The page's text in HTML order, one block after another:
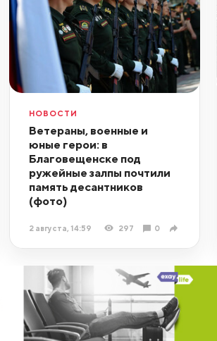
НОВОСТИ
Ветераны, военные и
юные герои: в
Благовещенске под
ружейные залпы почтили
память десантников
(фото)
2 августа, 14:59 297 0